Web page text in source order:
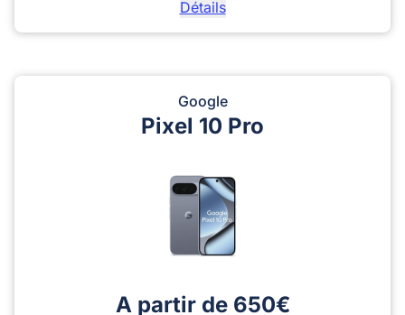
Détails
Google
Pixel 10 Pro
A partir de 650€